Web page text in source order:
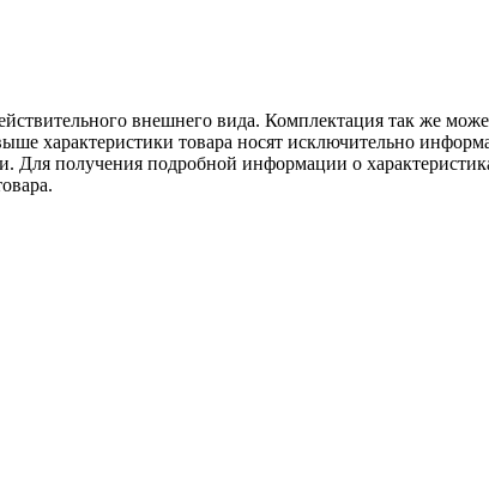
внешнего вида. Комплектация так же
характеристики товара носят исключительно
Для получения подробной информации о